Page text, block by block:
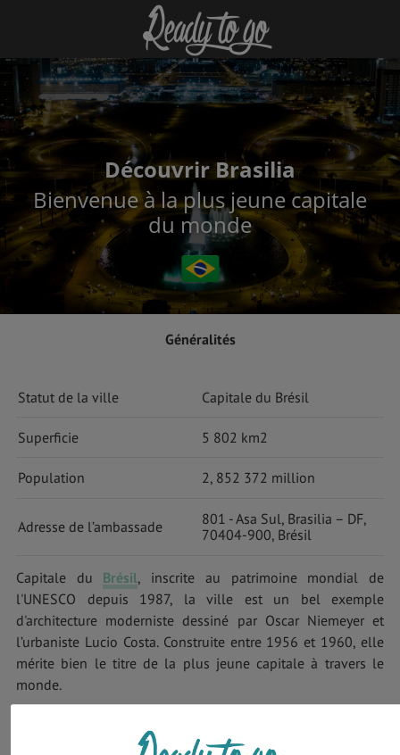
Découvrir Brasilia
Bienvenue à la plus jeune capitale
du monde
Généralités
Statut de la ville Capitale du Brésil
Superficie 5 802 km2
Population 2, 852 372 million
Adresse de l’ambassade
801 - Asa Sul, Brasilia – DF,
70404-900, Brésil
Capitale du Brésil, inscrite au patrimoine mondial de
l'UNESCO depuis 1987, la ville est un bel exemple
d'architecture moderniste dessiné par Oscar Niemeyer et
l’urbaniste Lucio Costa. Construite entre 1956 et 1960, elle
mérite bien le titre de la plus jeune capitale à travers le
monde.
les plus cotées du pays, elle promet, tout de même, à ses